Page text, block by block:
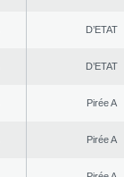
D’ETAT
D’ETAT
Pirée A
Pirée A